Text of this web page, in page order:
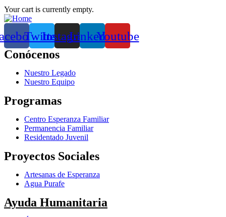
Your cart is currently empty.
TwitterInstagramLinkedinYoutube
Conócenos
Nuestro Legado
Nuestro Equipo
Programas
Centro Esperanza Familiar
Permanencia Familiar
Residentado Juvenil
Proyectos Sociales
Artesanas de Esperanza
Agua Purafe
Ayuda Humanitaria